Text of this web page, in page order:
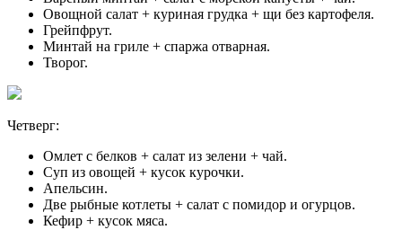
Овощной салат + куриная грудка + щи без картофеля.
Грейпфрут.
Минтай на гриле + спаржа отварная.
Творог.
Четверг:
Омлет с белков + салат из зелени + чай.
Суп из овощей + кусок курочки.
Апельсин.
Две рыбные котлеты + салат с помидор и огурцов.
Кефир + кусок мяса.